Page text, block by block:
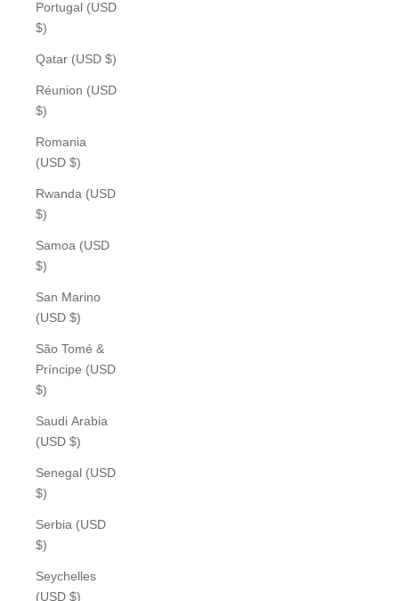
Portugal (USD
$)
Qatar (USD $)
Réunion (USD
$)
Romania
(USD $)
Rwanda (USD
$)
Samoa (USD
$)
San Marino
(USD $)
São Tomé &
Príncipe (USD
$)
Saudi Arabia
(USD $)
Senegal (USD
$)
Serbia (USD
$)
Seychelles
(USD $)